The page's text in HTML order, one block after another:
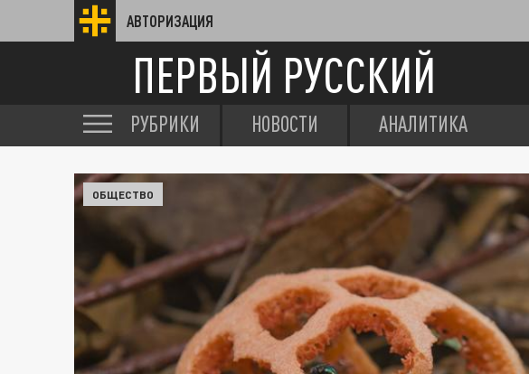
АВТОРИЗАЦИЯ
ПЕРВЫЙ РУССКИЙ
РУБРИКИ НОВОСТИ АНАЛИТИКА
ОБЩЕСТВО